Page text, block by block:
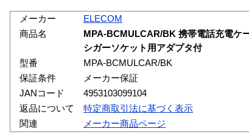
メーカー
ELECOM
商品名
MPA-BCMULCAR/BK 携帯電話充電ケ
シガーソケット用アダプタ付
型番
MPA-BCMULCAR/BK
保証条件
メーカー保証
JANコード
4953103099104
返品について
特定商取引法に基づく表示
関連
メーカー商品ページ